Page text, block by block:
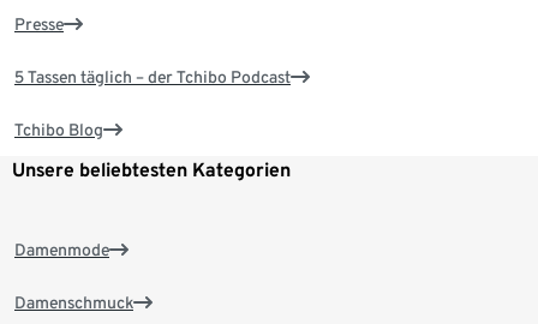
Presse
5 Tassen täglich – der Tchibo Podcast
Tchibo Blog
Unsere beliebtesten Kategorien
Damenmode
Damenschmuck